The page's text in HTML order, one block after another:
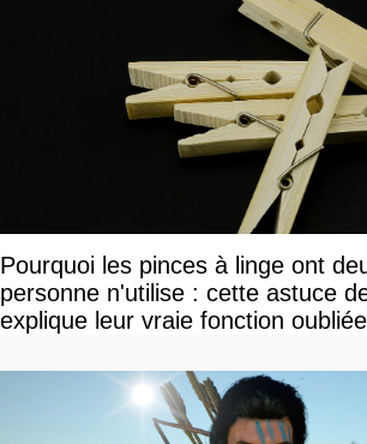
Pourquoi les pinces à linge ont
personne n'utilise : cette astuce
explique leur vraie fonction oubliée